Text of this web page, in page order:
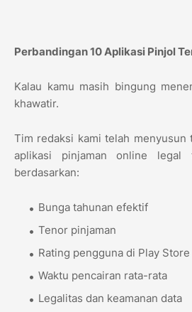
Perbandingan 10 Aplikasi Pinjol
Kalau kamu masih bingung
khawatir.
Tim redaksi kami telah menyusun
aplikasi pinjaman online legal
berdasarkan:
Bunga tahunan efektif
Tenor pinjaman
Rating pengguna di Play Store
Waktu pencairan rata-rata
Legalitas dan keamanan data